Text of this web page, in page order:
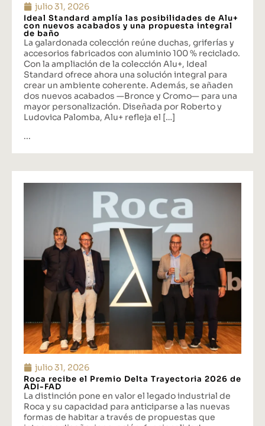
julio 31, 2026
Ideal Standard amplía las posibilidades de Alu+
con nuevos acabados y una propuesta integral
de baño
La galardonada colección reúne duchas, griferías y
accesorios fabricados con aluminio 100 % reciclado.
Con la ampliación de la colección Alu+, Ideal
Standard ofrece ahora una solución integral para
crear un ambiente coherente. Además, se añaden
dos nuevos acabados —Bronce y Cromo— para una
mayor personalización. Diseñada por Roberto y
Ludovica Palomba, Alu+ refleja el […]
...
julio 31, 2026
Roca recibe el Premio Delta Trayectoria 2026 de
ADI-FAD
La distinción pone en valor el legado industrial de
Roca y su capacidad para anticiparse a las nuevas
formas de habitar a través de propuestas que